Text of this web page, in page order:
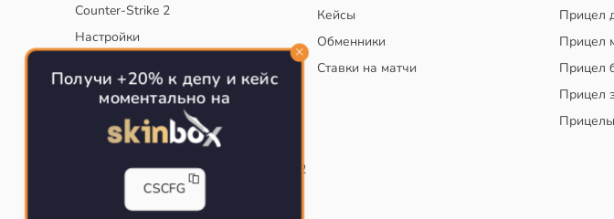
Counter-Strike 2
Настройки
Тактики
Конфиг для тренировок в CS
Как сохранить свой конфиг CS
Инста смоки на карте de_mirage в CS2
Рабочий бинд на Jumpthrow
Кейсы
Обменники
Ставки на матчи
Прицел
Прицел
Прицел
Прицел
Получи +20% к депу и кейс
моментально на
CSCFG